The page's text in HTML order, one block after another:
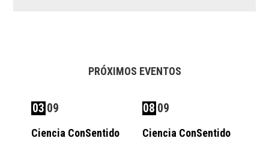
PRÓXIMOS EVENTOS
03 09
Ciencia ConSentido
08 09
Ciencia ConSentido